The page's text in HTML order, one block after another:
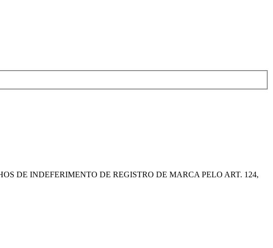
DE INDEFERIMENTO DE REGISTRO DE MARCA PELO ART. 124,